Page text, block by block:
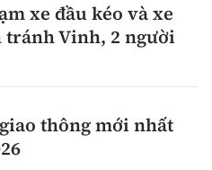
xe đầu kéo và xe
Vinh, 2 người
thông mới nhất